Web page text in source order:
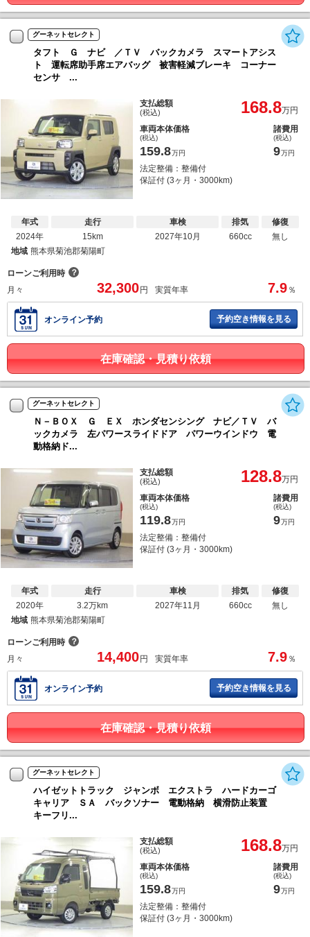
グーネットセレクト
タフト Ｇ ナビ ／ＴＶ バックカメラ スマートアシス
ト 運転席助手席エアバッグ 被害軽減ブレーキ コーナー
センサ ...
支払総額
(税込) 168.8万円
車両本体価格
(税込)
159.8万円
諸費用
(税込)
9万円
法定整備：整備付
保証付 (3ヶ月・3000km)
年式
2024年
走行
15km
車検
2027年10月
排気
660cc
修復
無し
地域 熊本県菊池郡菊陽町
ローンご利用時 ？
月々
32,300 円 実質年率 7.9 ％
オンライン予約 予約空き情報を見る
在庫確認・見積り依頼
グーネットセレクト
Ｎ－ＢＯＸ Ｇ ＥＸ ホンダセンシング ナビ／ＴＶ バ
ックカメラ 左パワースライドドア パワーウインドウ 電
動格納ド...
支払総額
(税込) 128.8万円
車両本体価格
(税込)
119.8万円
諸費用
(税込)
9万円
法定整備：整備付
保証付 (3ヶ月・3000km)
年式
2020年
走行
3.2万km
車検
2027年11月
排気
660cc
修復
無し
地域 熊本県菊池郡菊陽町
ローンご利用時 ？
月々
14,400 円 実質年率 7.9 ％
オンライン予約 予約空き情報を見る
在庫確認・見積り依頼
グーネットセレクト
ハイゼットトラック ジャンボ エクストラ ハードカーゴ
キャリア ＳＡ バックソナー 電動格納 横滑防止装置
キーフリ...
支払総額
(税込) 168.8万円
車両本体価格
(税込)
159.8万円
諸費用
(税込)
9万円
法定整備：整備付
保証付 (3ヶ月・3000km)